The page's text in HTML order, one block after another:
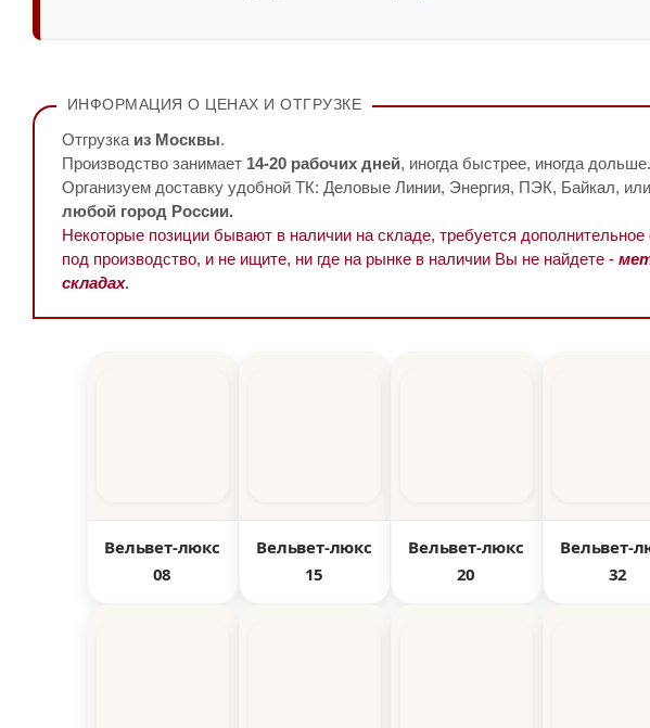
ИНФОРМАЦИЯ О ЦЕНАХ И ОТГРУЗКЕ
Отгрузка из Москвы.
Производство занимает 14-20 рабочих дней, иногда быстрее, иногда дольше.
Организуем доставку удобной ТК: Деловые Линии, Энергия, ПЭК, Байкал,
любой город России.
Некоторые позиции бывают в наличии на складе, требуется
под производство, и не ищите, ни где на рынке в наличии Вы не найдете -
складах.
Вельвет-люкс
08
Вельвет-люкс
15
Вельвет-люкс
20
Вельвет-
32